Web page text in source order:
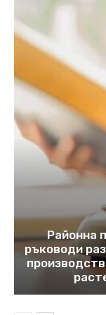
Районна
ръководи